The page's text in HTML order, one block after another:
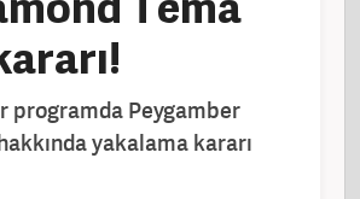
programda Peygamber
yakalama kararı